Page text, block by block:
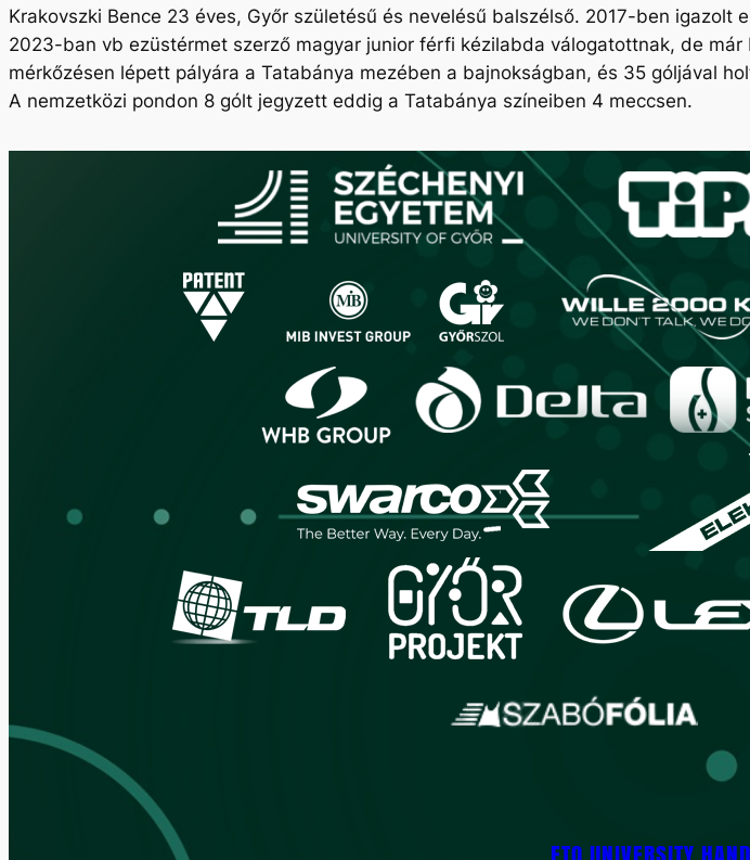
Krakovszki Bence 23 éves, Győr születésű és nevelésű balszélső. 2017-ben
2023-ban vb ezüstérmet szerző magyar junior férfi kézilabda válogatottnak, de
mérkőzésen lépett pályára a Tatabánya mezében a bajnokságban, és 35 góljával
A nemzetközi pondon 8 gólt jegyzett eddig a Tatabánya színeiben 4 meccsen.